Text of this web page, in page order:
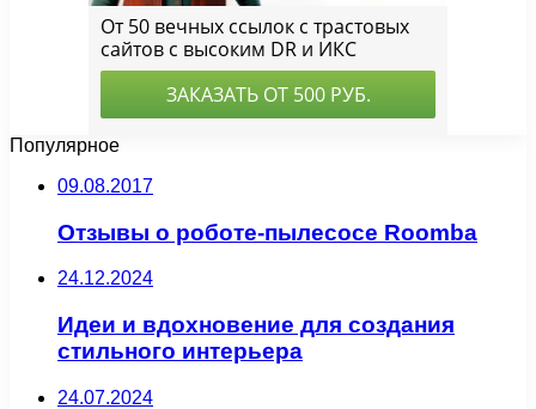
Популярное
09.08.2017
Отзывы о роботе-пылесосе Roomba
24.12.2024
Идеи и вдохновение для создания
стильного интерьера
24.07.2024